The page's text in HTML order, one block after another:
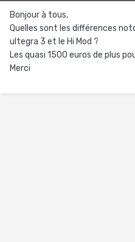
Bonjour à tous,
Quelles sont les différences
ultegra 3 et le Hi Mod ?
Les quasi 1500 euros de plus
Merci